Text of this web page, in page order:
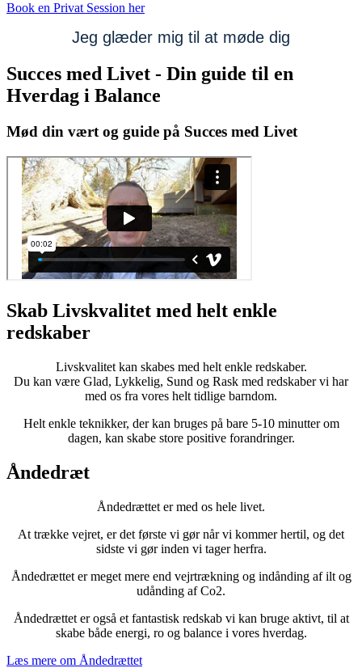
Book en Privat Session her
Jeg glæder mig til at møde dig
Succes med Livet - Din guide til en
Hverdag i Balance
Mød din vært og guide på Succes med Livet
Skab Livskvalitet med helt enkle
redskaber
Livskvalitet kan skabes med helt enkle redskaber.
Du kan være Glad, Lykkelig, Sund og Rask med redskaber vi har
med os fra vores helt tidlige barndom.
Helt enkle teknikker, der kan bruges på bare 5-10 minutter om
dagen, kan skabe store positive forandringer.
Åndedræt
Åndedrættet er med os hele livet.
At trække vejret, er det første vi gør når vi kommer hertil, og det
sidste vi gør inden vi tager herfra.
Åndedrættet er meget mere end vejrtrækning og indånding af ilt og
udånding af Co2.
Åndedrættet er også et fantastisk redskab vi kan bruge aktivt, til at
skabe både energi, ro og balance i vores hverdag.
Læs mere om Åndedrættet